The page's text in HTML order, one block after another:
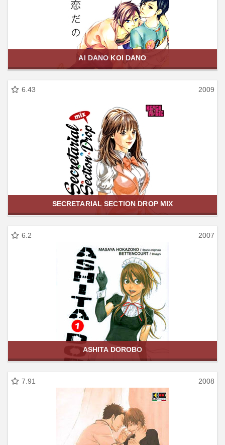
AI DANO KOI DANO
6.43 2009
SECRETARIAL SECTION DROP MIX
6.2 2007
ASHITA DOROBO
7.91 2008